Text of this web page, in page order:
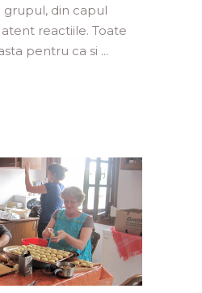
din capul
reactiile. Toate
pentru ca si